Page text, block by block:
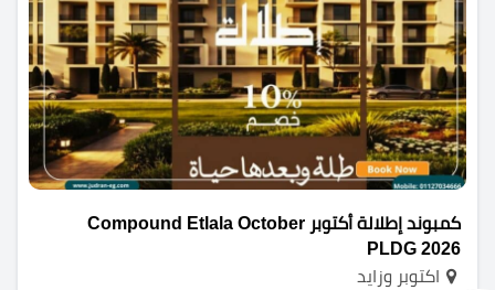
كمبوند إطلالة أكتوبر Compound Etlala October
PLDG 2026
اكتوبر وزايد